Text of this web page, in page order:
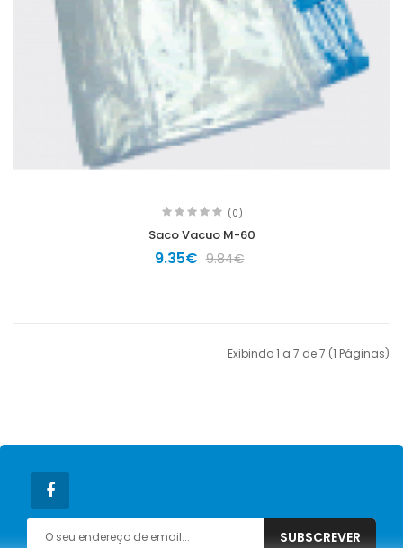
(0)
Saco Vacuo M-60
9.35€ 9.84€
Exibindo 1 a 7 de 7 (1 Páginas)
SUBSCREVER